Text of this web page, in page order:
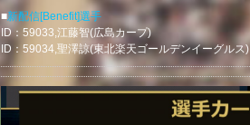
■新配信[Benefit]選手
ID：59033,江藤智(広島カープ)
ID：59034,聖澤諒(東北楽天ゴールデンイーグルス)